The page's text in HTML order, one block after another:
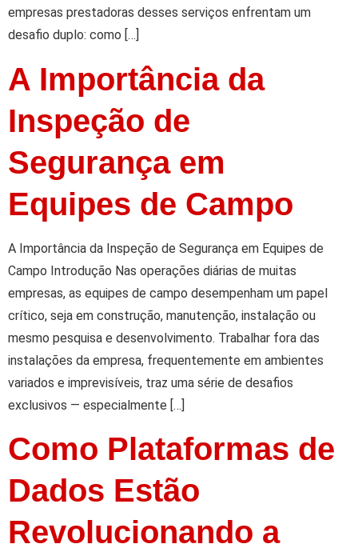
empresas prestadoras desses serviços enfrentam um
desafio duplo: como […]
A Importância da
Inspeção de
Segurança em
Equipes de Campo
A Importância da Inspeção de Segurança em Equipes de
Campo Introdução Nas operações diárias de muitas
empresas, as equipes de campo desempenham um papel
crítico, seja em construção, manutenção, instalação ou
mesmo pesquisa e desenvolvimento. Trabalhar fora das
instalações da empresa, frequentemente em ambientes
variados e imprevisíveis, traz uma série de desafios
exclusivos — especialmente […]
Como Plataformas de
Dados Estão
Revolucionando a